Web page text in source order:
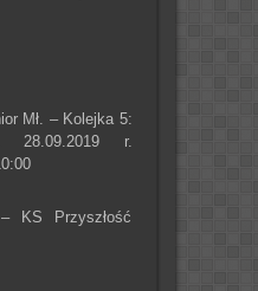
Mł. – Kolejka 5:
28.09.2019 r.
KS Przyszłość